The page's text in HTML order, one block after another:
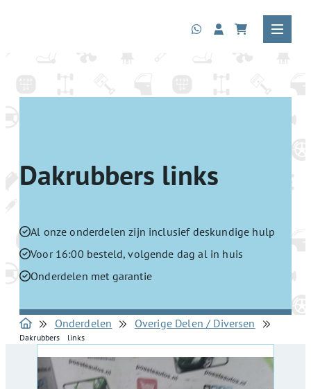
Dakrubbers links
Al onze onderdelen zijn inclusief deskundige hulp
Voor 16:00 besteld, volgende dag al in huis
Onderdelen met garantie
Onderdelen Overige Delen / Diversen
Dakrubbers links